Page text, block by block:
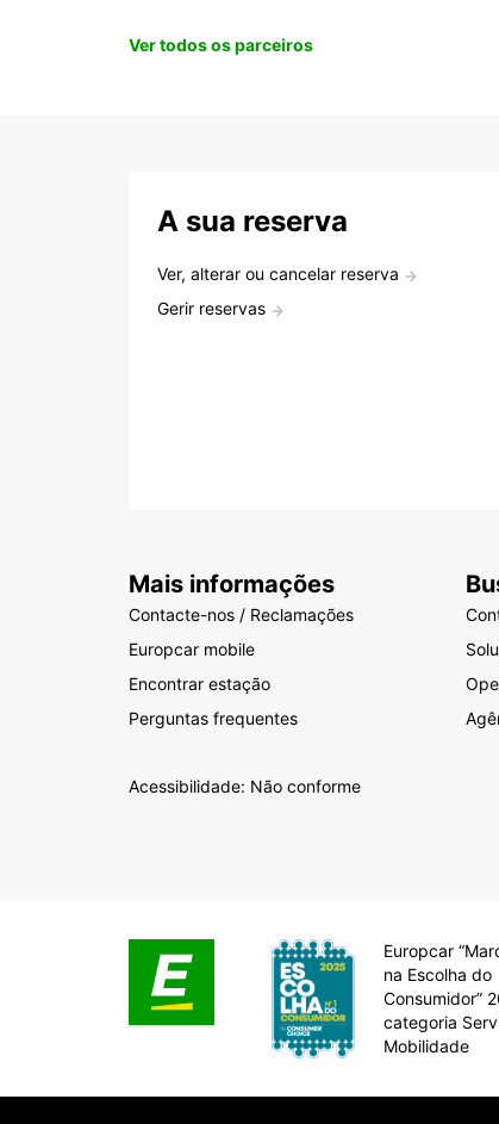
Ver todos os parceiros
A sua reserva
Ver, alterar ou cancelar reserva
Gerir reservas
Mais informações
Contacte-nos / Reclamações
Europcar mobile
Encontrar estação
Perguntas frequentes
Acessibilidade: Não conforme
Europcar
na Escolha do
Consumidor”
categoria
Mobilidade